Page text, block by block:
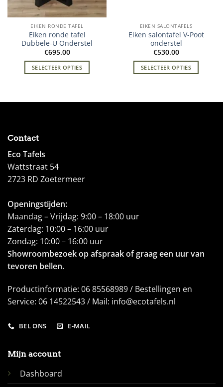
EIKEN RONDE TAFEL
Eiken ronde tafel
Dubbele-U Onderstel
€695.00
SELECTEER OPTIES
EIKEN SALONTAFELS
Eiken salontafel V-Poot
onderstel
€530.00
SELECTEER OPTIES
Contact
Eco Tafels
Wattstraat 54
2723 RD Zoetermeer
Openingstijden:
Maandag – Vrijdag: 9:00 – 18:00 uur
Zaterdag: 10:00 – 16:00 uur
Zondag: 10:00 – 16:00 uur
Showroombezoek op afspraak of graag een uur van
tevoren bellen.
Productinformatie: 06 85568989 / Bestellingen en
Service: 06 14522543 / Mail: info@ecotafels.nl
BEL ONS E-MAIL
Mijn account
Dashboard